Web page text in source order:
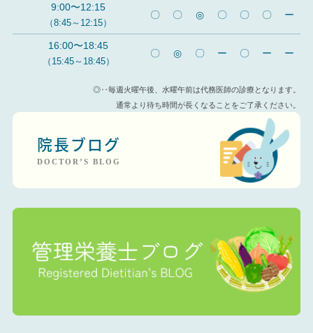
9:00〜12:15
（8:45～12:15）
〇 〇 ◎ 〇 〇 〇 ー
16:00〜18:45
（15:45～18:45）
〇 ◎ 〇 ー 〇 ー ー
◎‥毎週火曜午後、水曜午前は代務医師の診療となります。
通常より待ち時間が長くなることをご了承ください。
院長ブログ
DOCTOR’S BLOG